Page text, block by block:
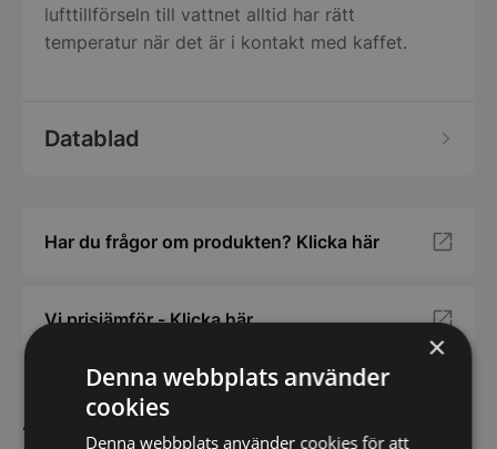
lufttillförseln till vattnet alltid har rätt
temperatur när det är i kontakt med kaffet.
Datablad
Har du frågor om produkten? Klicka här
Vi prisjämför - Klicka här
Andra köpte även
×
Denna webbplats använder
cookies
Denna webbplats använder cookies för att